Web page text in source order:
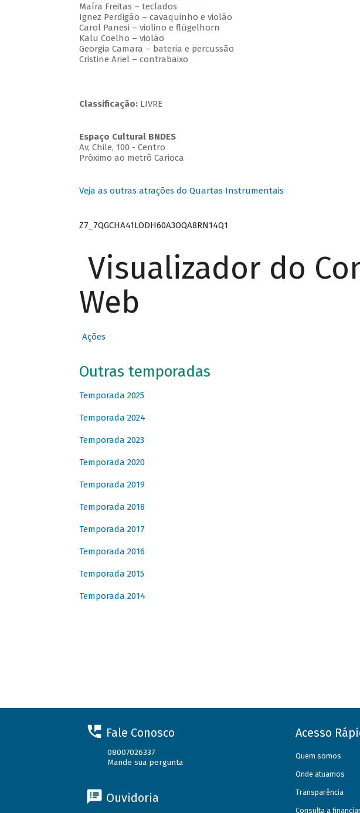
Maíra Freitas – teclados
Ignez Perdigão – cavaquinho e violão
Carol Panesi – violino e flügelhorn
Kalu Coelho – violão
Georgia Camara – bateria e percussão
Cristine Ariel – contrabaixo
Classificação: LIVRE
Espaço Cultural BNDES
Av, Chile, 100 - Centro
Próximo ao metrô Carioca
Veja as outras atrações do Quartas Instrumentais
Z7_7QGCHA41LODH60A3OQA8RN14Q1
Visualizador do
Web
Ações
Outras temporadas
Temporada 2025
Temporada 2024
Temporada 2023
Temporada 2020
Temporada 2019
Temporada 2018
Temporada 2017
Temporada 2016
Temporada 2015
Temporada 2014
Fale Conosco
08007026337
Mande sua pergunta
Ouvidoria
Acesso
Quem somos
Onde atuamos
Transparência
Consulta a